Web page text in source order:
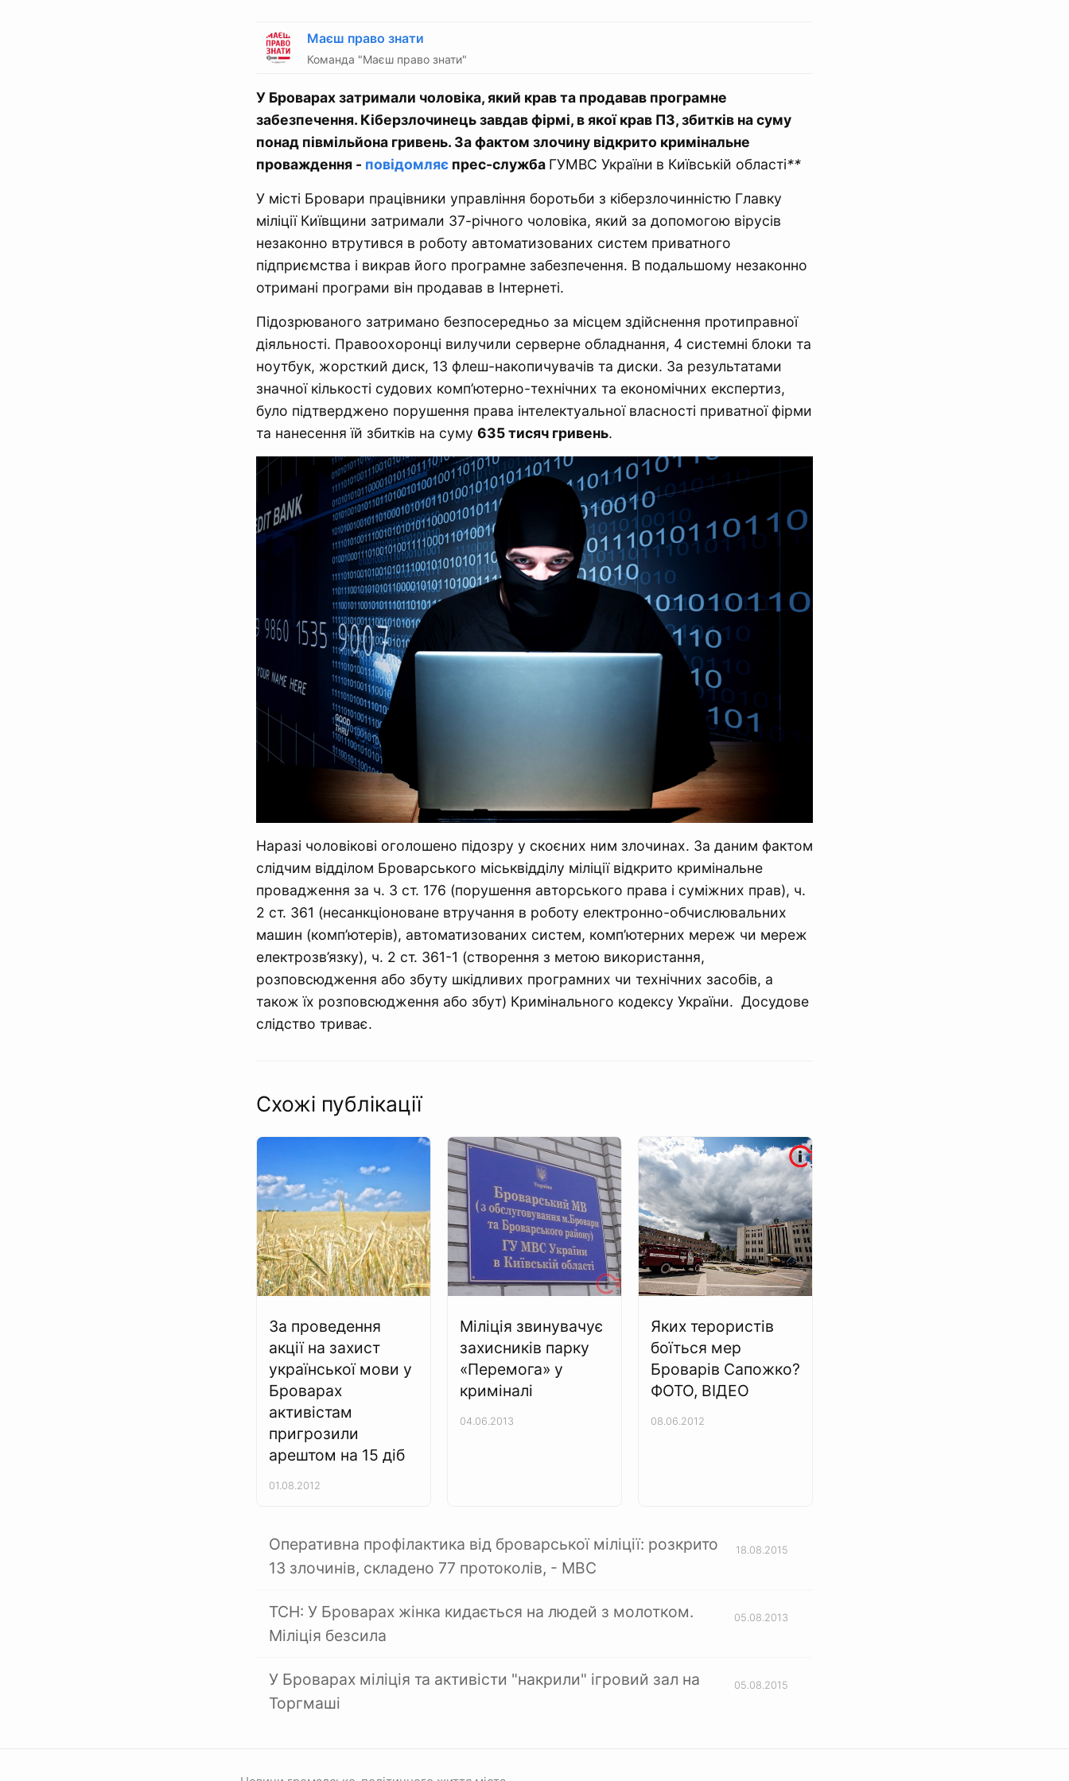
Маєш право знати
Команда "Маєш право знати"
У Броварах затримали чоловіка, який крав та продавав програмне
забезпечення. Кіберзлочинець завдав фірмі, в якої крав ПЗ, збитків на суму
понад півмільйона гривень. За фактом злочину відкрито кримінальне
проваждення - повідомляє прес-служба ГУМВС України в Київській області**
У місті Бровари працівники управління боротьби з кіберзлочинністю Главку
міліції Київщини затримали 37-річного чоловіка, який за допомогою вірусів
незаконно втрутився в роботу автоматизованих систем приватного
підприємства і викрав його програмне забезпечення. В подальшому незаконно
отримані програми він продавав в Інтернеті.
Підозрюваного затримано безпосередньо за місцем здійснення протиправної
діяльності. Правоохоронці вилучили серверне обладнання, 4 системні блоки та
ноутбук, жорсткий диск, 13 флеш-накопичувачів та диски. За результатами
значної кількості судових комп’ютерно-технічних та економічних експертиз,
було підтверджено порушення права інтелектуальної власності приватної фірми
та нанесення їй збитків на суму 635 тисяч гривень.
Наразі чоловікові оголошено підозру у скоєних ним злочинах. За даним фактом
слідчим відділом Броварського міськвідділу міліції відкрито кримінальне
провадження за ч. 3 ст. 176 (порушення авторського права і суміжних прав), ч.
2 ст. 361 (несанкціоноване втручання в роботу електронно-обчислювальних
машин (комп’ютерів), автоматизованих систем, комп’ютерних мереж чи мереж
електрозв’язку), ч. 2 ст. 361-1 (створення з метою використання,
розповсюдження або збуту шкідливих програмних чи технічних засобів, а
також їх розповсюдження або збут) Кримінального кодексу України. Досудове
слідство триває.
Схожі публікації
За проведення
акції на захист
української мови у
Броварах
активістам
пригрозили
арештом на 15 діб
01.08.2012
Міліція звинувачує
захисників парку
«Перемога» у
криміналі
04.06.2013
Яких терористів
боїться мер
Броварів Сапожко?
ФОТО, ВІДЕО
08.06.2012
Оперативна профілактика від броварської міліції: розкрито
13 злочинів, складено 77 протоколів, - МВС
18.08.2015
ТСН: У Броварах жінка кидається на людей з молотком.
Міліція безсила
05.08.2013
У Броварах міліція та активісти "накрили" ігровий зал на
Торгмаші
05.08.2015